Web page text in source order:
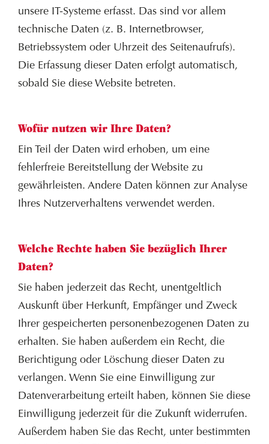
unsere IT-Systeme erfasst. Das sind vor allem
technische Daten (z. B. Internetbrowser,
Betriebssystem oder Uhrzeit des Seitenaufrufs).
Die Erfassung dieser Daten erfolgt automatisch,
sobald Sie diese Website betreten.
Wofür nutzen wir Ihre Daten?
Ein Teil der Daten wird erhoben, um eine
fehlerfreie Bereitstellung der Website zu
gewährleisten. Andere Daten können zur Analyse
Ihres Nutzerverhaltens verwendet werden.
Welche Rechte haben Sie bezüglich Ihrer
Daten?
Sie haben jederzeit das Recht, unentgeltlich
Auskunft über Herkunft, Empfänger und Zweck
Ihrer gespeicherten personenbezogenen Daten zu
erhalten. Sie haben außerdem ein Recht, die
Berichtigung oder Löschung dieser Daten zu
verlangen. Wenn Sie eine Einwilligung zur
Datenverarbeitung erteilt haben, können Sie diese
Einwilligung jederzeit für die Zukunft widerrufen.
Außerdem haben Sie das Recht, unter bestimmten